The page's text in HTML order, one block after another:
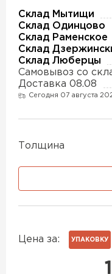
Склад Мытищи
Склад Одинцово
Склад Раменское
Склад
Склад Люберцы
Самовывоз со
Доставка 08.08
Сегодня 07 августа
Толщина
Цена за: УПАКОВКУ
Утеплитель
Утеплитель
Утеплитель